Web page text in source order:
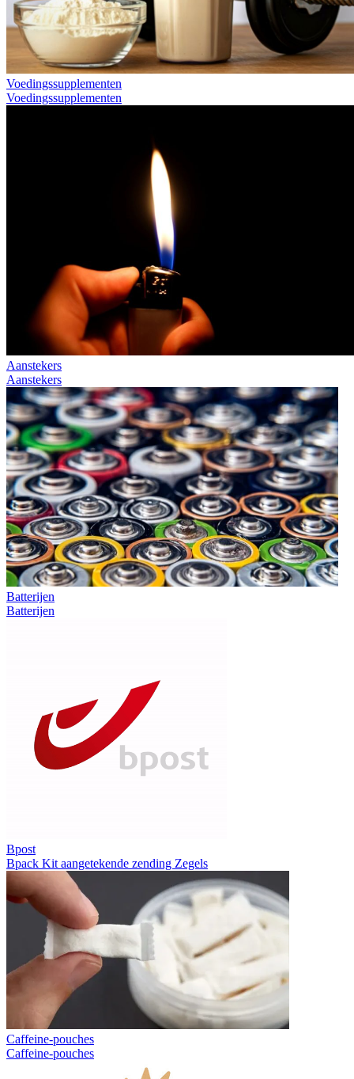
Voedingssupplementen
Voedingssupplementen
Aanstekers
Aanstekers
Batterijen
Batterijen
Bpost
Bpack Kit aangetekende zending Zegels
Caffeine-pouches
Caffeine-pouches